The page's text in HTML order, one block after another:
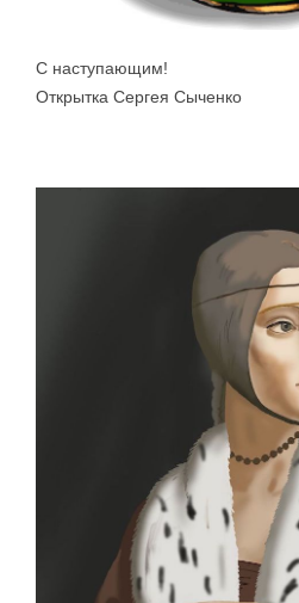
С наступающим!
Открытка Сергея Сыченко